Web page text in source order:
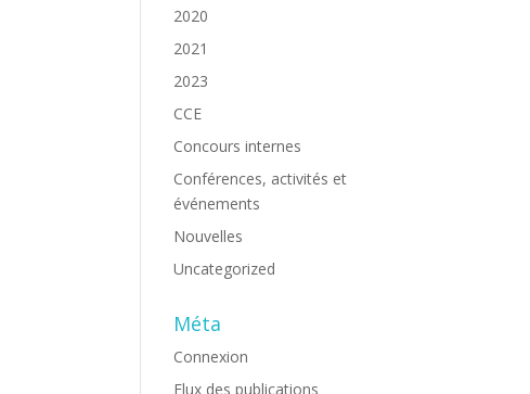
2020
2021
2023
CCE
Concours internes
Conférences, activités et
événements
Nouvelles
Uncategorized
Méta
Connexion
Flux des publications